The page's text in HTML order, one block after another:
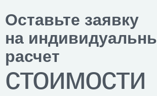
Оставьте заявку
на
расчет
стоимости